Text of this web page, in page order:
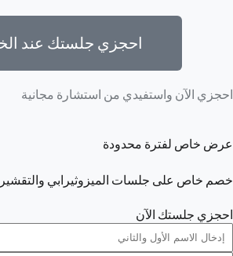
احجزي جلستك عند
احجزي الآن واستفيدي من استشارة مجانية
عرض خاص لفترة محدودة
خصم خاص على جلسات الميزوثيرابي
احجزي جلستك الآن